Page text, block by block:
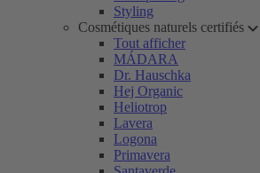
Styling
Cosmétiques naturels certifiés
Tout afficher
MÁDARA
Dr. Hauschka
Hej Organic
Heliotrop
Lavera
Logona
Primavera